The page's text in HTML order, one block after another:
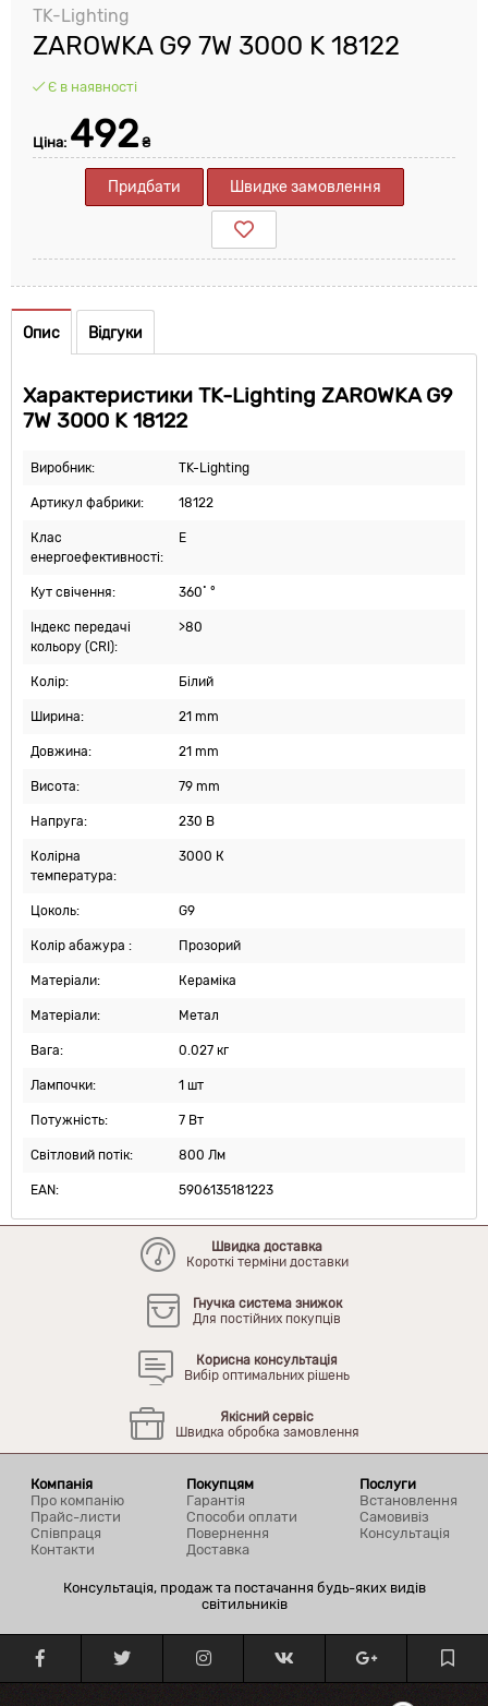
TK-Lighting
ZAROWKA G9 7W 3000 K 18122
Є в наявності
Ціна: 492 ₴
Придбати Швидке замовлення
Опис Відгуки
Характеристики TK-Lighting ZAROWKA G9
7W 3000 K 18122
Виробник: TK-Lighting
Артикул фабрики: 18122
Клас
енергоефективності:
E
Кут свічення: 360˚ °
Індекс передачі
кольору (CRI):
>80
Колір: Білий
Ширина: 21 mm
Довжина: 21 mm
Висота: 79 mm
Напруга: 230 В
Колірна
температура:
3000 К
Цоколь: G9
Колір абажура : Прозорий
Матеріали: Кераміка
Матеріали: Метал
Вага: 0.027 кг
Лампочки: 1 шт
Потужність: 7 Вт
Світловий потік: 800 Лм
EAN: 5906135181223
Швидка доставка
Короткі терміни доставки
Гнучка система знижок
Для постійних покупців
Корисна консультація
Вибір оптимальних рішень
Якісний сервіс
Швидка обробка замовлення
Компанія
Про компанію
Прайс-листи
Співпраця
Контакти
Покупцям
Гарантія
Способи оплати
Повернення
Доставка
Послуги
Встановлення
Самовивіз
Консультація
Консультація, продаж та постачання будь-яких видів
світильників